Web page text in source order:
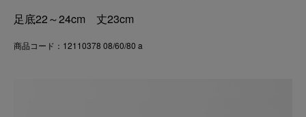
足底22～24cm 丈23cm
商品コード：12110378 08/60/80 a